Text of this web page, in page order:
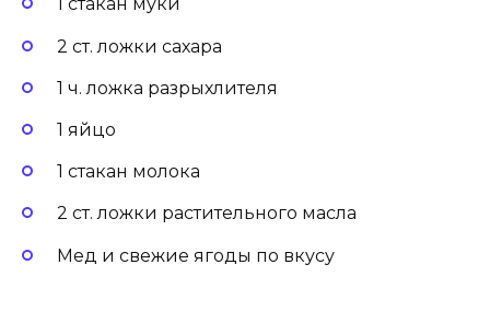
1 стакан муки
2 ст. ложки сахара
1 ч. ложка разрыхлителя
1 яйцо
1 стакан молока
2 ст. ложки растительного масла
Мед и свежие ягоды по вкусу